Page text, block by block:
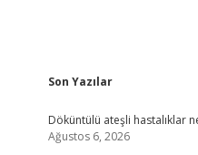
Sidebar
Son Yazılar
Döküntülü ateşli hastalıklar
Ağustos 6, 2026